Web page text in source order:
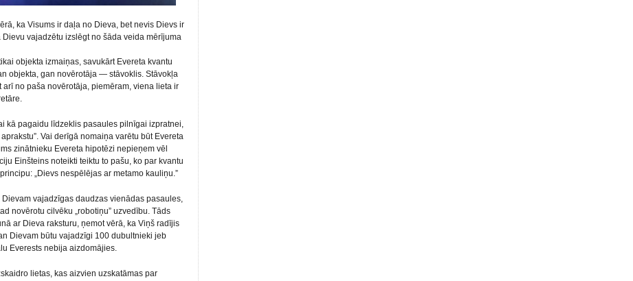
ka Visums ir daļa no Dieva, bet nevis Dievs ir
vajadzētu izslēgt no šāda veida mērījuma
objekta izmaiņas, savukārt Evereta kvantu
objekta, gan novērotāja — stāvoklis. Stāvokļa
no paša novērotāja, piemēram, viena lieta ir
kā pagaidu līdzeklis pasaules pilnīgai izpratnei,
Vai derīgā nomaiņa varētu būt Evereta
zinātnieku Evereta hipotēzi nepieņem vēl
Einšteins noteikti teiktu to pašu, ko par kvantu
„Dievs nespēlējas ar metamo kauliņu.”
vajadzīgas daudzas vienādas pasaules,
novērotu cilvēku „robotiņu” uzvedību. Tāds
ar Dieva raksturu, ņemot vērā, ka Viņš radījis
Dievam būtu vajadzīgi 100 dubultnieki jeb
Everests nebija aizdomājies.
lietas, kas aizvien uzskatāmas par